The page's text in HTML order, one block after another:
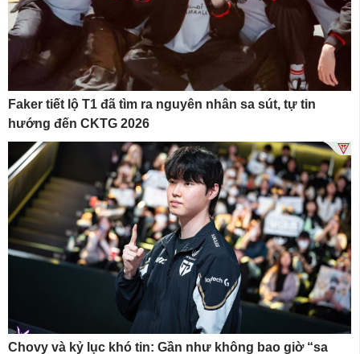
Faker tiết lộ T1 đã tìm ra nguyên nhân sa sút, tự tin
hướng đến CKTG 2026
Chovy và kỷ lục khó tin: Gần như không bao giờ “sa